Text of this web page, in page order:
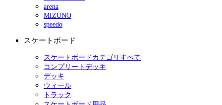
arena
MIZUNO
speedo
スケートボード
スケートボードカテゴリすべて
コンプリートデッキ
デッキ
ウィール
トラック